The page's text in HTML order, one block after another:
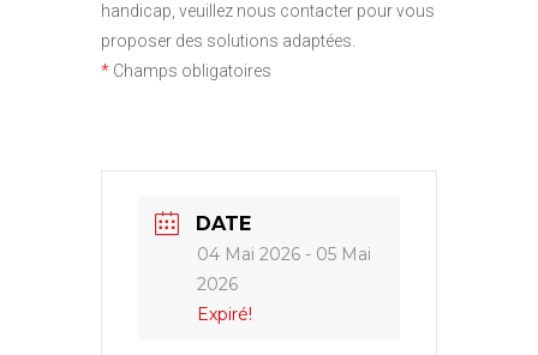
handicap, veuillez nous contacter pour vous
proposer des solutions adaptées.
* Champs obligatoires
DATE
04 Mai 2026 - 05 Mai
2026
Expiré!